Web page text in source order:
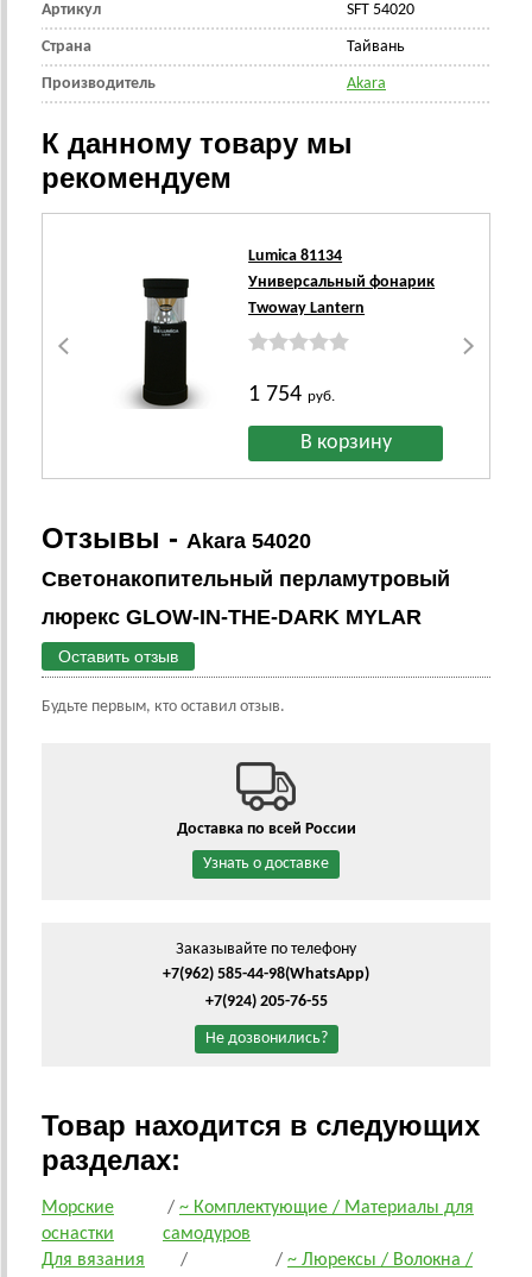
Артикул SFT 54020
Страна Тайвань
Производитель Akara
К данному товару мы
рекомендуем
Lumica 81134
Универсальный фонарик
Twoway Lantern
1 754руб.
Отзывы - Akara 54020
Светонакопительный перламутровый
люрекс GLOW-IN-THE-DARK MYLAR
Оставить отзыв
Будьте первым, кто оставил отзыв.
Доставка по всей России
Узнать о доставке
Заказывайте по телефону
+7(962) 585-44-98(WhatsApp)
+7(924) 205-76-55
Не дозвонились?
Товар находится в следующих
разделах:
Морские
оснастки
/ ~ Комплектующие / Материалы для
самодуров
Для вязания
/ / ~ Люрексы / Волокна /